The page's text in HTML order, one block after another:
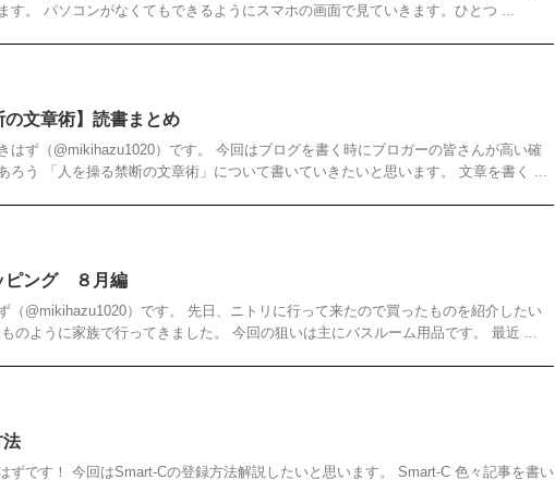
す。 パソコンがなくてもできるようにスマホの画面で見ていきます。ひとつ ...
の文章術】読書まとめ
はず（@mikihazu1020）です。 今回はブログを書く時にブロガーの皆さんが高い確
ろう 「人を操る禁断の文章術」について書いていきたいと思います。 文章を書く ...
ピング ８月編
（@mikihazu1020）です。 先日、ニトリに行って来たので買ったものを紹介したい
のように家族で行ってきました。 今回の狙いは主にバスルーム用品です。 最近 ...
ずです！ 今回はSmart-Cの登録方法解説したいと思います。 Smart-C 色々記事を書い